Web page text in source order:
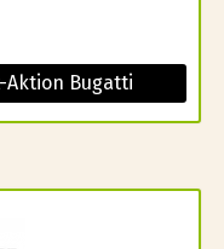
Aktion Bugatti